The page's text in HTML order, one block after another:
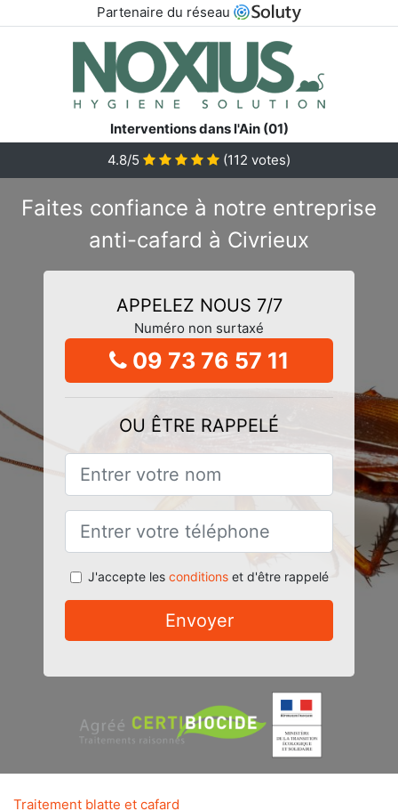
Partenaire du réseau
Interventions dans l'Ain (01)
4.8/5
(112 votes)
Faites confiance à notre entreprise
anti-cafard à Civrieux
APPELEZ NOUS 7/7
Numéro non surtaxé
09 73 76 57 11
OU ÊTRE RAPPELÉ
J'accepte les conditionset d'être rappelé
Envoyer
Traitement blatte et cafard